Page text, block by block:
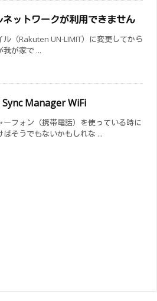
ネットワークが利用できません
ル（Rakuten UN-LIMIT）に変更してから
我が家で ...
Manager WiFi
ーフォン（携帯電話）を使っている時に
ばそうでもないかもしれな ...